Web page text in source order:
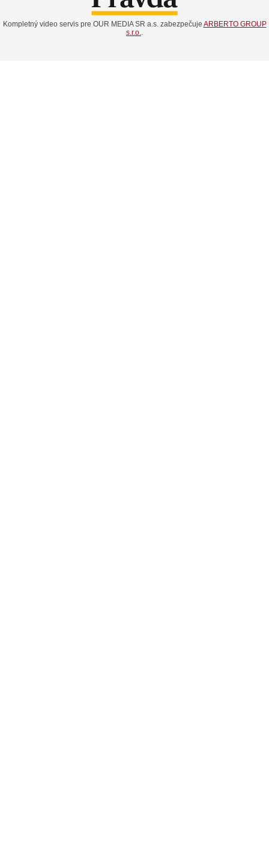
Kompletný video servis pre OUR MEDIA SR a.s. zabezpečuje ARBERTO GROUP
s.r.o..